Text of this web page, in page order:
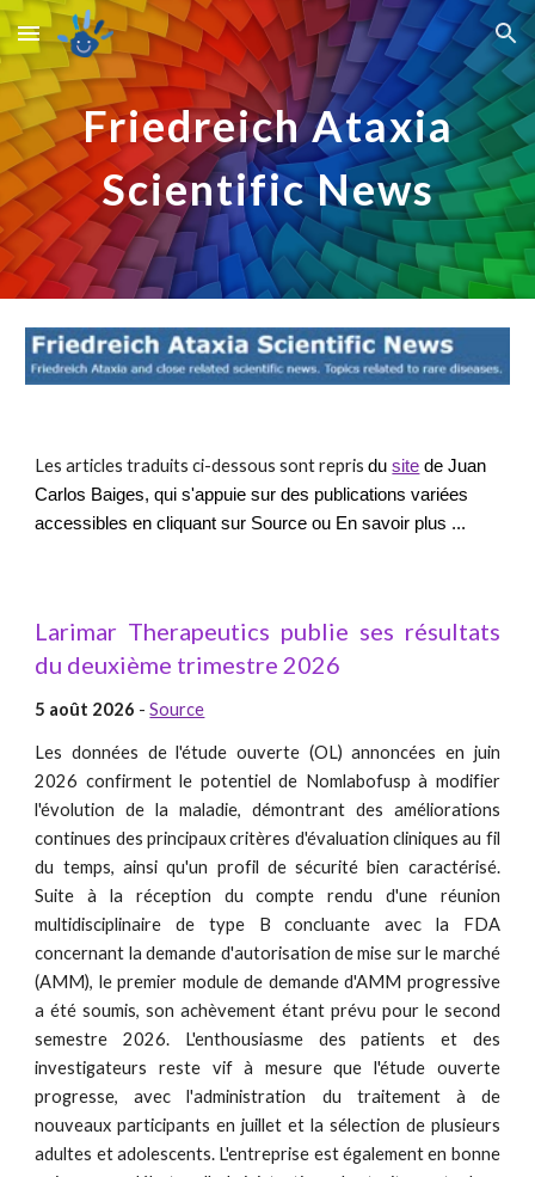
Skip to main content Skip to navigation
Friedreich Ataxia
Scientific News
Les articles traduits ci-dessous sont reprisdusite deJuan
Carlos Baiges, qui s'appuie sur des publications variées
accessibles en cliquant sur Source ou En savoir plus ...
Larimar Therapeutics publie ses résultats
du deuxième trimestre 2026
5 août 2026 -Source
Les données de l'étude ouverte (OL) annoncées en juin
2026 confirment le potentiel de Nomlabofusp à modifier
l'évolution de la maladie, démontrant des améliorations
continues des principaux critères d'évaluation cliniques au fil
du temps, ainsi qu'un profil de sécurité bien caractérisé.
Suite à la réception du compte rendu d'une réunion
multidisciplinaire de type B concluante avec la FDA
concernant la demande d'autorisation de mise sur le marché
(AMM), le premier module de demande d'AMM progressive
a été soumis, son achèvement étant prévu pour le second
semestre 2026. L'enthousiasme des patients et des
investigateurs reste vif à mesure que l'étude ouverte
progresse, avec l'administration du traitement à de
nouveaux participants en juillet et la sélection de plusieurs
adultes et adolescents. L'entreprise est également en bonne